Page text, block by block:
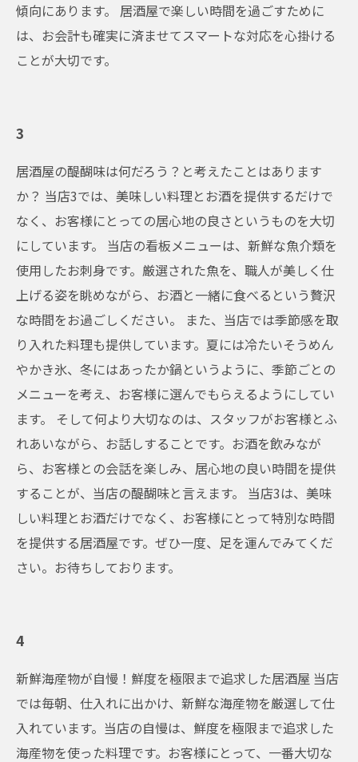
傾向にあります。 居酒屋で楽しい時間を過ごすために
は、お会計も確実に済ませてスマートな対応を心掛ける
ことが大切です。
3
居酒屋の醍醐味は何だろう？と考えたことはあります
か？ 当店3では、美味しい料理とお酒を提供するだけで
なく、お客様にとっての居心地の良さというものを大切
にしています。 当店の看板メニューは、新鮮な魚介類を
使用したお刺身です。厳選された魚を、職人が美しく仕
上げる姿を眺めながら、お酒と一緒に食べるという贅沢
な時間をお過ごしください。 また、当店では季節感を取
り入れた料理も提供しています。夏には冷たいそうめん
やかき氷、冬にはあったか鍋というように、季節ごとの
メニューを考え、お客様に選んでもらえるようにしてい
ます。 そして何より大切なのは、スタッフがお客様とふ
れあいながら、お話しすることです。お酒を飲みなが
ら、お客様との会話を楽しみ、居心地の良い時間を提供
することが、当店の醍醐味と言えます。 当店3は、美味
しい料理とお酒だけでなく、お客様にとって特別な時間
を提供する居酒屋です。ぜひ一度、足を運んでみてくだ
さい。お待ちしております。
4
新鮮海産物が自慢！鮮度を極限まで追求した居酒屋 当店
では毎朝、仕入れに出かけ、新鮮な海産物を厳選して仕
入れています。当店の自慢は、鮮度を極限まで追求した
海産物を使った料理です。お客様にとって、一番大切な